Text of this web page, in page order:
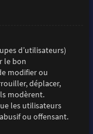
d’utilisateurs)
le bon
modifier ou
déplacer,
modèrent.
les utilisateurs
ou offensant.